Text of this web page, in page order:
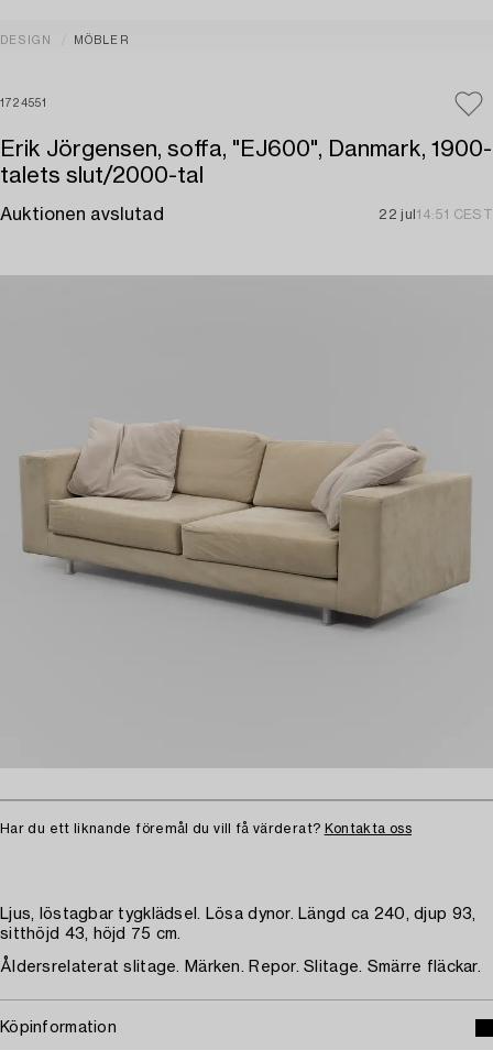
DESIGN MÖBLER
1724551
Erik Jörgensen, soffa, "EJ600", Danmark, 1900-
talets slut/2000-tal
Auktionen avslutad 22 jul 14:51 CEST
Har du ett liknande föremål du vill få värderat? Kontakta oss
Ljus, löstagbar tygklädsel. Lösa dynor. Längd ca 240, djup 93,
sitthöjd 43, höjd 75 cm.
Åldersrelaterat slitage. Märken. Repor. Slitage. Smärre fläckar.
Köpinformation